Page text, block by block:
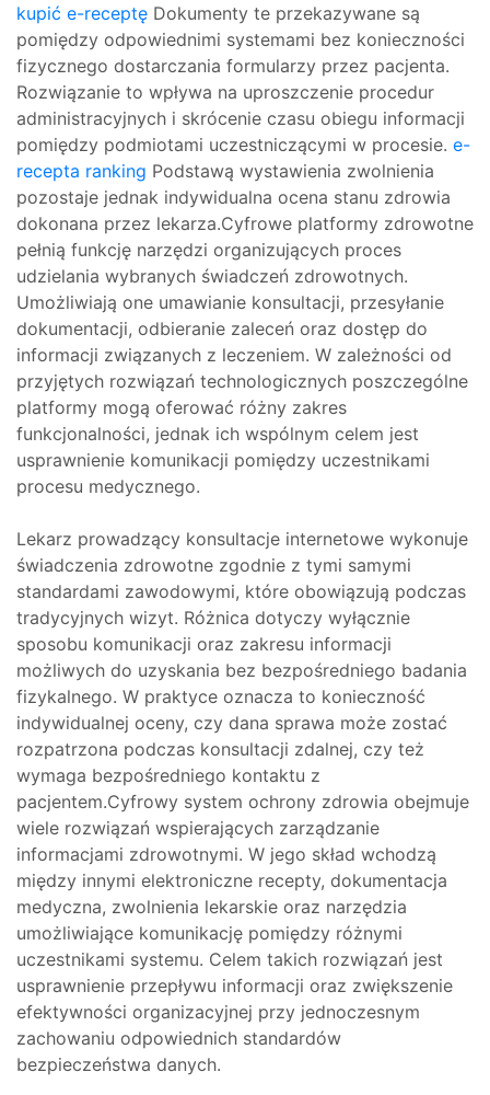
kupić e-receptę Dokumenty te przekazywane są
pomiędzy odpowiednimi systemami bez konieczności
fizycznego dostarczania formularzy przez pacjenta.
Rozwiązanie to wpływa na uproszczenie procedur
administracyjnych i skrócenie czasu obiegu informacji
pomiędzy podmiotami uczestniczącymi w procesie. e-
recepta ranking Podstawą wystawienia zwolnienia
pozostaje jednak indywidualna ocena stanu zdrowia
dokonana przez lekarza.Cyfrowe platformy zdrowotne
pełnią funkcję narzędzi organizujących proces
udzielania wybranych świadczeń zdrowotnych.
Umożliwiają one umawianie konsultacji, przesyłanie
dokumentacji, odbieranie zaleceń oraz dostęp do
informacji związanych z leczeniem. W zależności od
przyjętych rozwiązań technologicznych poszczególne
platformy mogą oferować różny zakres
funkcjonalności, jednak ich wspólnym celem jest
usprawnienie komunikacji pomiędzy uczestnikami
procesu medycznego.
Lekarz prowadzący konsultacje internetowe wykonuje
świadczenia zdrowotne zgodnie z tymi samymi
standardami zawodowymi, które obowiązują podczas
tradycyjnych wizyt. Różnica dotyczy wyłącznie
sposobu komunikacji oraz zakresu informacji
możliwych do uzyskania bez bezpośredniego badania
fizykalnego. W praktyce oznacza to konieczność
indywidualnej oceny, czy dana sprawa może zostać
rozpatrzona podczas konsultacji zdalnej, czy też
wymaga bezpośredniego kontaktu z
pacjentem.Cyfrowy system ochrony zdrowia obejmuje
wiele rozwiązań wspierających zarządzanie
informacjami zdrowotnymi. W jego skład wchodzą
między innymi elektroniczne recepty, dokumentacja
medyczna, zwolnienia lekarskie oraz narzędzia
umożliwiające komunikację pomiędzy różnymi
uczestnikami systemu. Celem takich rozwiązań jest
usprawnienie przepływu informacji oraz zwiększenie
efektywności organizacyjnej przy jednoczesnym
zachowaniu odpowiednich standardów
bezpieczeństwa danych.